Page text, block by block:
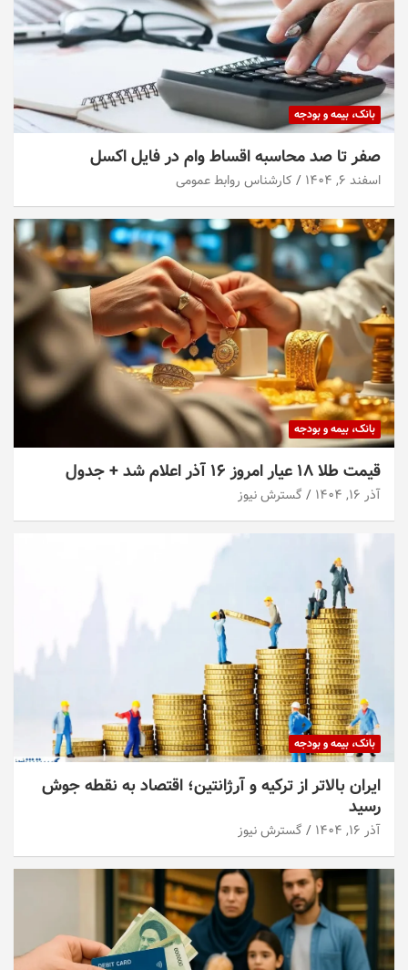
بانک، بیمه و بودجه
صفر تا صد محاسبه اقساط وام در فایل اکسل
اسفند ۶, ۱۴۰۴ کارشناس روابط عمومی
بانک، بیمه و بودجه
قیمت طلا ۱۸ عیار امروز ۱۶ آذر اعلام شد + جدول
آذر ۱۶, ۱۴۰۴ گسترش نیوز
بانک، بیمه و بودجه
ایران بالاتر از ترکیه و آرژانتین؛ اقتصاد به نقطه جوش
رسید
آذر ۱۶, ۱۴۰۴ گسترش نیوز